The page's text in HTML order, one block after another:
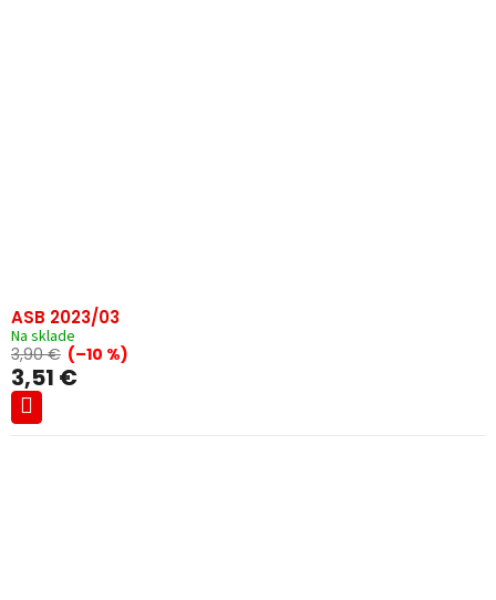
ASB 2023/03
Na sklade
3,90 € (–10 %)
3,51 €